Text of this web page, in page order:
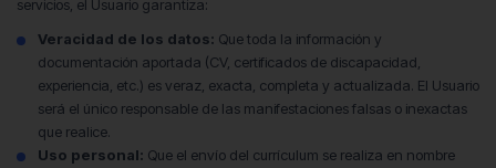
servicios, el Usuario garantiza:
Veracidad de los datos: Que toda la información y
documentación aportada (CV, certificados de discapacidad,
experiencia, etc.) es veraz, exacta, completa y actualizada. El Usuario
será el único responsable de las manifestaciones falsas o inexactas
que realice.
Uso personal: Que el envío del currículum se realiza en nombre